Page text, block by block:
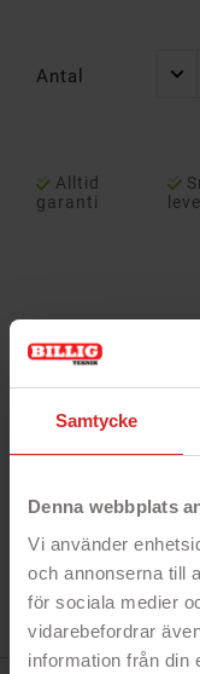
Samtycke
Denna webbplats
Vi använder
och annonserna till
för sociala medier
vidarebefordrar
information från din
Antal
Alltid
garanti